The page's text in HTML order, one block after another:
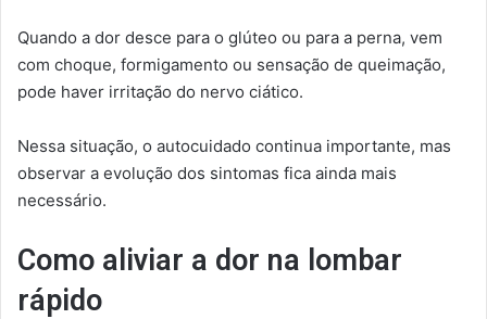
Quando a dor desce para o glúteo ou para a perna, vem
com choque, formigamento ou sensação de queimação,
pode haver irritação do nervo ciático.
Nessa situação, o autocuidado continua importante, mas
observar a evolução dos sintomas fica ainda mais
necessário.
Como aliviar a dor na lombar
rápido